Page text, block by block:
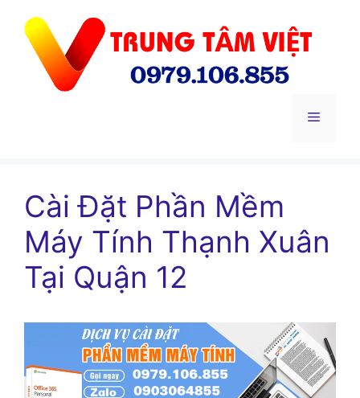
Menu
Cài Đặt Phần Mềm
Máy Tính Thạnh Xuân
Tại Quận 12